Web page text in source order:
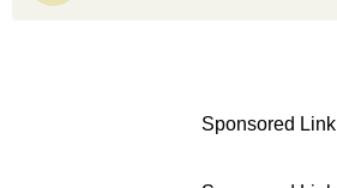
Sponsored Link